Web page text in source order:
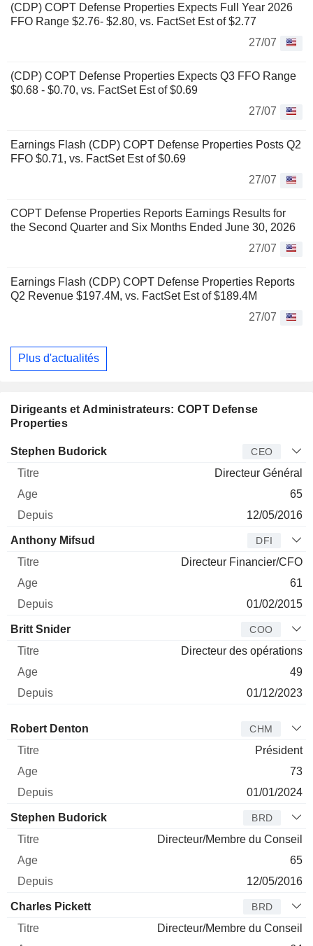
(CDP) COPT Defense Properties Expects Full Year 2026
FFO Range $2.76- $2.80, vs. FactSet Est of $2.77
27/07
(CDP) COPT Defense Properties Expects Q3 FFO Range
$0.68 - $0.70, vs. FactSet Est of $0.69
27/07
Earnings Flash (CDP) COPT Defense Properties Posts Q2
FFO $0.71, vs. FactSet Est of $0.69
27/07
COPT Defense Properties Reports Earnings Results for
the Second Quarter and Six Months Ended June 30, 2026
27/07
Earnings Flash (CDP) COPT Defense Properties Reports
Q2 Revenue $197.4M, vs. FactSet Est of $189.4M
27/07
Plus d'actualités
Dirigeants et Administrateurs: COPT Defense
Properties
Dirigeant Titre Age
Stephen Budorick CEO
Directeur Général
65
12/05/2016
Anthony Mifsud DFI
Directeur Financier/CFO
61
01/02/2015
Britt Snider COO
Directeur des opérations
49
01/12/2023
Administrateur
Robert Denton CHM
Président
73
01/01/2024
Stephen Budorick BRD
Directeur/Membre du Conseil
65
12/05/2016
Charles Pickett BRD
Directeur/Membre du Conseil